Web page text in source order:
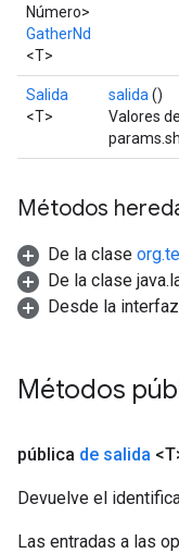
Número>
GatherNd
<T>
Salida
<T>
salida ()
Valores
Métodos
De la clase
De la clase
Desde la interfaz
Métodos
pública de salida
Devuelve el
Las entradas a las